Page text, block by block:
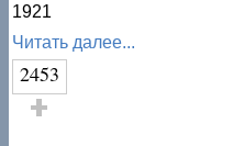
1921
Читать далее...
2453